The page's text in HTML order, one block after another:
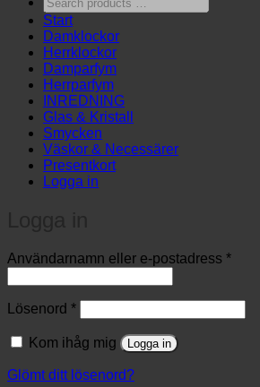
products
…
Start
Damklockor
Herrklockor
Damparfym
Herrparfym
INREDNING
Glas & Kristall
Smycken
Väskor & Necessärer
Presentkort
Logga in
Användarnamn eller e-postadress *
Lösenord *Obligatoriskt
Kom ihåg mig Logga in
Glömt ditt lösenord?